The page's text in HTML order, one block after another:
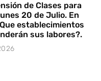
de Clases para
20 de Julio. En
establecimientos
sus labores?.